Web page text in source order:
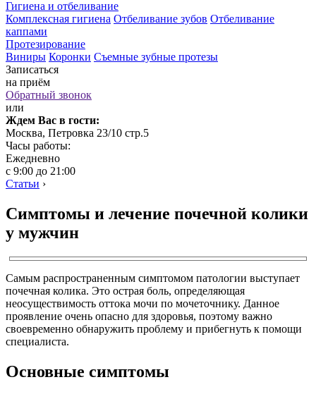
Гигиена и отбеливание
Комплексная гигиена Отбеливание зубов Отбеливание
каппами
Протезирование
Виниры Коронки Съемные зубные протезы
Записаться
на приём
Обратный звонок
или
Ждем Вас в гости:
Москва, Петровка 23/10 стр.5
Часы работы:
Ежедневно
с 9:00 до 21:00
Статьи ›
Симптомы и лечение почечной колики
у мужчин
Самым распространенным симптомом патологии выступает
почечная колика. Это острая боль, определяющая
неосуществимость оттока мочи по мочеточнику. Данное
проявление очень опасно для здоровья, поэтому важно
своевременно обнаружить проблему и прибегнуть к помощи
специалиста.
Основные симптомы